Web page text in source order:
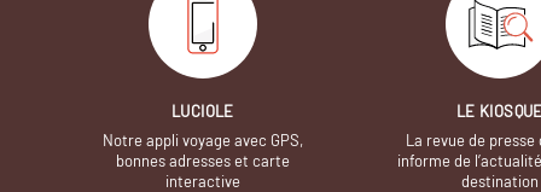
LUCIOLE
Notre appli voyage avec GPS,
bonnes adresses et carte
interactive
LE
La revue de presse
informe de
destination